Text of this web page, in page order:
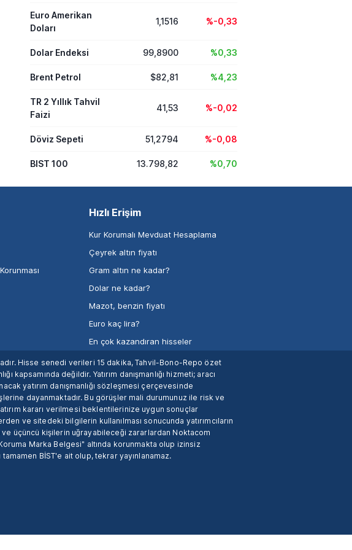
Euro Amerikan
Doları
1,1516 %-0,33
Dolar Endeksi 99,8900 %0,33
Brent Petrol $82,81 %4,23
TR 2 Yıllık Tahvil
Faizi
41,53 %-0,02
Döviz Sepeti 51,2794 %-0,08
BIST 100 13.798,82 %0,70
Hızlı Erişim
Kur Korumalı Mevduat Hesaplama
Çeyrek altın fiyatı
Gram altın ne kadar?
Dolar ne kadar?
Mazot, benzin fiyatı
Euro kaç lira?
En çok kazandıran hisseler
Hisse senedi verileri 15 dakika, Tahvil-Bono-Repo özet
değildir. Yatırım danışmanlığı hizmeti; aracı
yatırım danışmanlığı sözleşmesi çerçevesinde
dayanmaktadır. Bu görüşler mali durumunuz ile risk ve
kararı verilmesi beklentilerinize uygun sonuçlar
ve sitedeki bilgilerin kullanılması sonucunda yatırımcıların
üçüncü kişilerin uğrayabileceği zararlardan Noktacom
Marka Belgesi" altında korunmakta olup izinsiz
BİST'e ait olup, tekrar yayınlanamaz.